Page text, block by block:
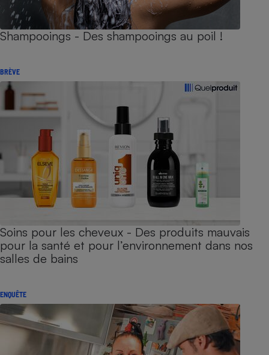
Shampooings - Des shampooings au poil !
BRÈVE
Soins pour les cheveux - Des produits mauvais
pour la santé et pour l’environnement dans nos
salles de bains
ENQUÊTE